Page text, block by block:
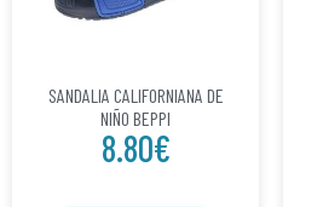
SANDALIA CALIFORNIANA DE
NIÑO BEPPI
8.80€